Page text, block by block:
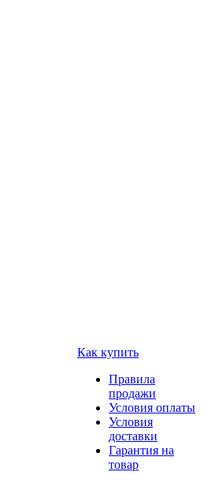
Как купить
Правила
продажи
Условия оплаты
Условия
доставки
Гарантия на
товар